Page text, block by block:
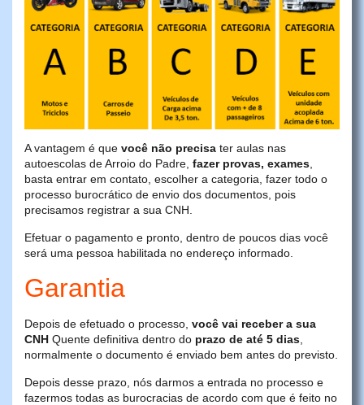
A vantagem é que você não precisa ter aulas nas
autoescolas de Arroio do Padre, fazer provas, exames,
basta entrar em contato, escolher a categoria, fazer todo o
processo burocrático de envio dos documentos, pois
precisamos registrar a sua CNH.
Efetuar o pagamento e pronto, dentro de poucos dias você
será uma pessoa habilitada no endereço informado.
Garantia
Depois de efetuado o processo, você vai receber a sua
CNH Quente definitiva dentro do prazo de até 5 dias,
normalmente o documento é enviado bem antes do previsto.
Depois desse prazo, nós darmos a entrada no processo e
fazermos todas as burocracias de acordo com que é feito no